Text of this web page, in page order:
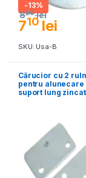
-13%
710 lei
820 lei
SKU: Usa-B
Cărucior cu 2
pentru alunecare
suport lung